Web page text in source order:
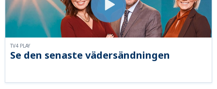
Se den senaste vädersändningen
TV4 PLAY